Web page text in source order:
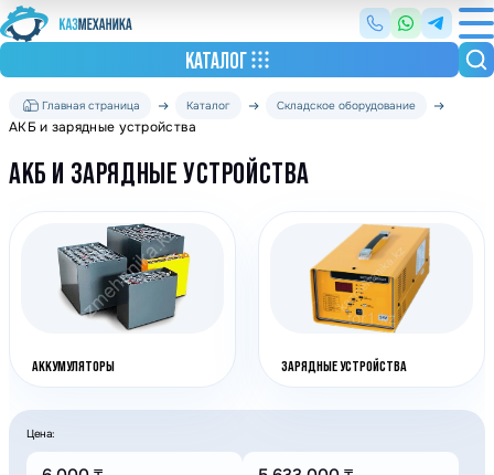
КАТАЛОГ
Главная страница Каталог Складское оборудование
АКБ и зарядные устройства
АКБ И ЗАРЯДНЫЕ УСТРОЙСТВА
АККУМУЛЯТОРЫ ЗАРЯДНЫЕ УСТРОЙСТВА
Цена: